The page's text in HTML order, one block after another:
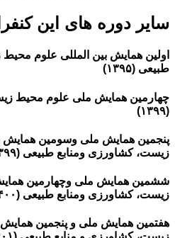
سایر دوره های این
اولین همایش بین المللی علوم
طبیعی (۱۳۹۵)
چهارمین همایش ملی علوم محیط
(۱۳۹۹)
پنجمین همایش ملی وسومین همایش
زیست، کشاورزی ومنابع طبیعی (۱۳۹۹)
ششمین همایش ملی وچهارمین
زیست، کشاورزی ومنابع طبیعی (۱۴۰۰)
هفتمین همایش ملی و پنجمین